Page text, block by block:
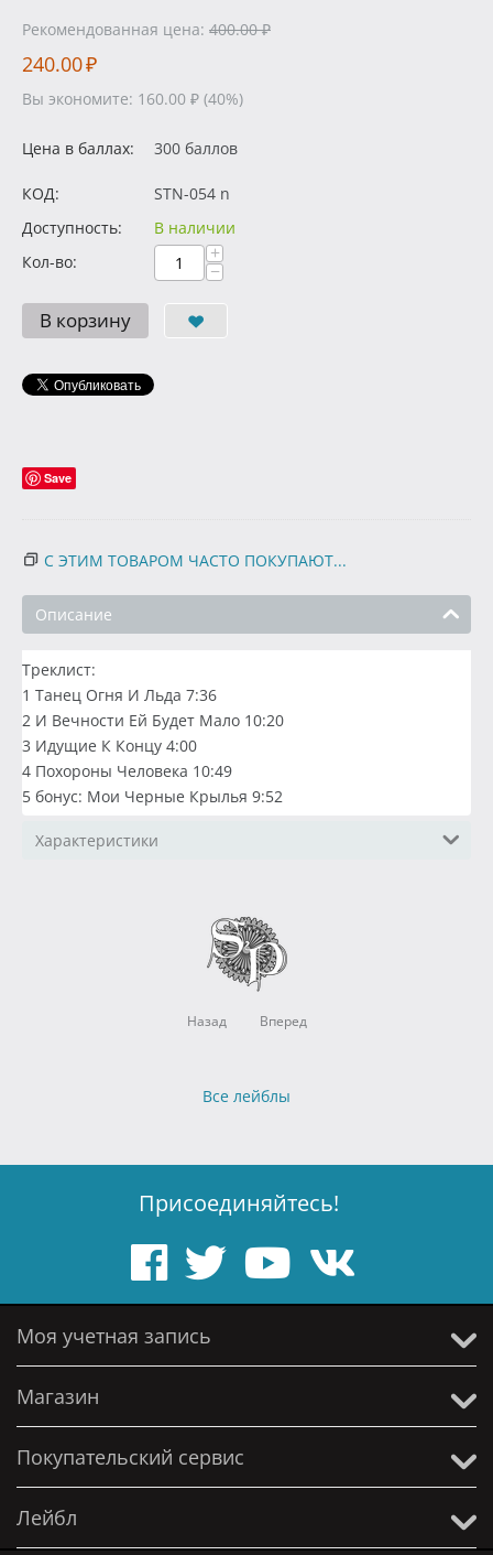
Рекомендованная цена: 400.00 ₽
240.00₽
Вы экономите: 160.00 ₽ (40%)
Цена в баллах: 300 баллов
КОД:
STN-054 n
Доступность:
В наличии
Кол-во:
+
−
В корзину
Save
С ЭТИМ ТОВАРОМ ЧАСТО ПОКУПАЮТ...
Описание
Треклист:
1 Танец Огня И Льда 7:36
2 И Вечности Ей Будет Мало 10:20
3 Идущие К Концу 4:00
4 Похороны Человека 10:49
5 бонус: Мои Черные Крылья 9:52
Характеристики
Назад Вперед
Все лейблы
Присоединяйтесь!
Моя учетная запись
Магазин
Покупательский сервис
Лейбл